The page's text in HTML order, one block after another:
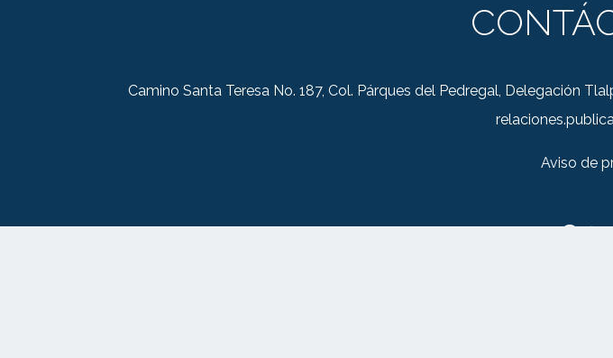
Camino Santa Teresa No. 187, Col. Párques del Pedregal, Delegación
Aviso de